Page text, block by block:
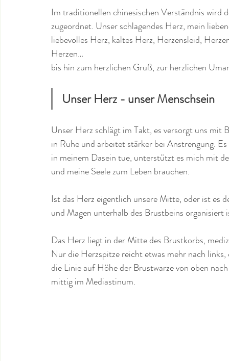
Im traditionellen chinesischen Verständnis wird
zugeordnet. Unser schlagendes Herz, mein
liebevolles Herz, kaltes Herz, Herzensleid,
Herzen…
bis hin zum herzlichen Gruß, zur herzlichen
Unser Herz - unser Menschsein
Unser Herz schlägt im Takt, es versorgt uns
in Ruhe und arbeitet stärker bei Anstrengung.
in meinem Dasein tue, unterstützt es mich mit
und meine Seele zum Leben brauchen.
Ist das Herz eigentlich unsere Mitte, oder ist es
und Magen unterhalb des Brustbeins organisiert
Das Herz liegt in der Mitte des Brustkorbs,
Nur die Herzspitze reicht etwas mehr nach
die Linie auf Höhe der Brustwarze von oben
mittig im Mediastinum.